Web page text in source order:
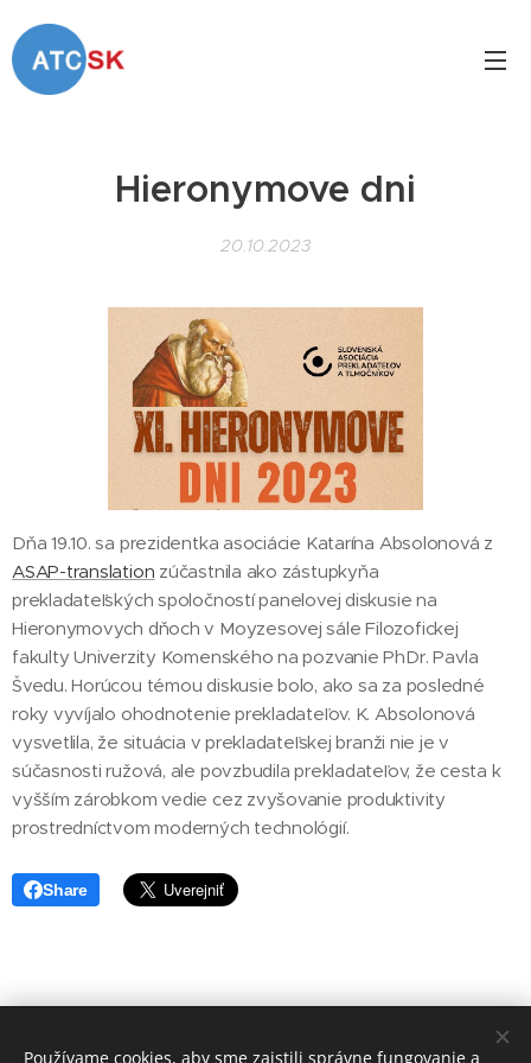
Hieronymove dni
20.10.2023
Dňa 19.10. sa prezidentka asociácie Katarína Absolonová z
ASAP-translation zúčastnila ako zástupkyňa
prekladateľských spoločností panelovej diskusie na
Hieronymovych dňoch v Moyzesovej sále Filozofickej
fakulty Univerzity Komenského na pozvanie PhDr. Pavla
Švedu. Horúcou témou diskusie bolo, ako sa za posledné
roky vyvíjalo ohodnotenie prekladateľov. K. Absolonová
vysvetlila, že situácia v prekladateľskej branži nie je v
súčasnosti ružová, ale povzbudila prekladateľov, že cesta k
vyšším zárobkom vedie cez zvyšovanie produktivity
prostredníctvom moderných technológií.
Share
Používame cookies, aby sme zaistili správne fungovanie a